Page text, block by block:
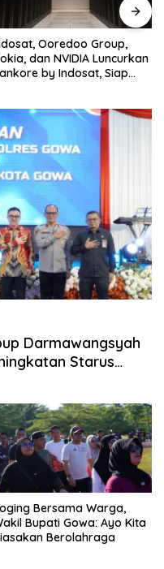
Ooredoo Group,
dan NVIDIA Luncurkan
by Indosat, Siap
AI Terintegerasi
Darmawangsyah
Starus
Bersama Warga,
Bupati Gowa: Ayo Kita
Berolahraga